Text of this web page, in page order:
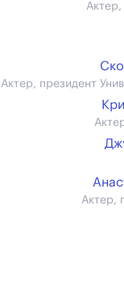
Актер,
Актер, президент
Актер,